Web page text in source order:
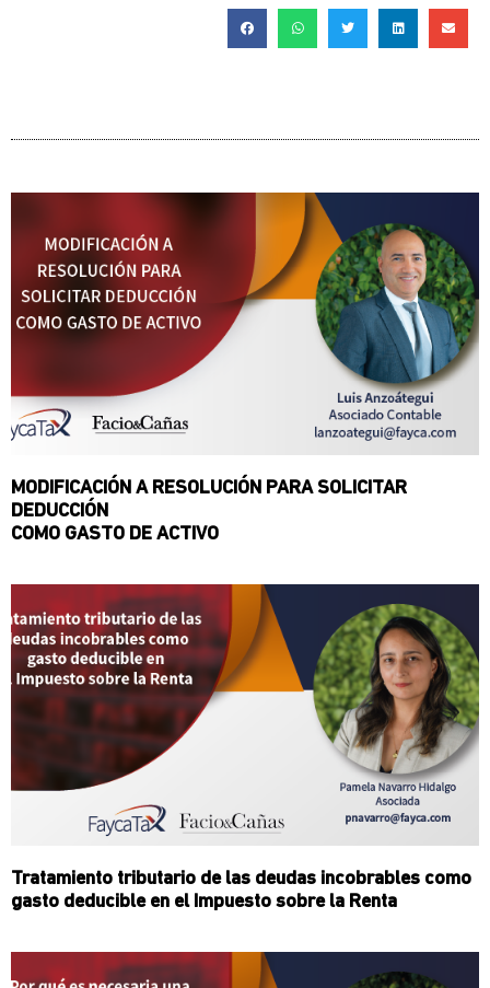
MODIFICACIÓN A RESOLUCIÓN PARA SOLICITAR
DEDUCCIÓN
COMO GASTO DE ACTIVO
Tratamiento tributario de las deudas incobrables como
gasto deducible en el Impuesto sobre la Renta